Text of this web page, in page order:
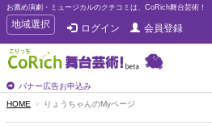
お薦め演劇・ミュージカルのクチコミは、CoRich舞台芸術！
T
o
g
g
e
n
a
地域選択 ログイン 会員登録
バナー広告お申込み
HOME りょうちゃんのMyページ